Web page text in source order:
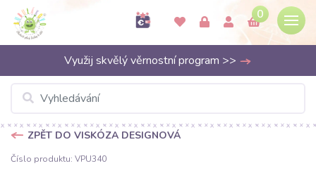
0
Využij skvělý věrnostní program >>
ZPĚT DO VISKÓZA DESIGNOVÁ
Číslo produktu: VPU340